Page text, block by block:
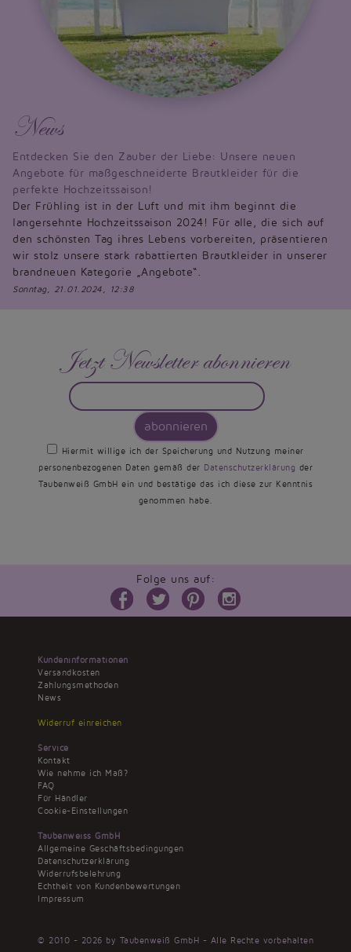
News
Entdecken Sie den Zauber der Liebe: Unsere neuen
Angebote für maßgeschneiderte Brautkleider für die
perfekte Hochzeitssaison!
Der Frühling ist in der Luft und mit ihm beginnt die
langersehnte Hochzeitssaison 2024! Für alle, die sich auf
den schönsten Tag ihres Lebens vorbereiten, präsentieren
wir stolz unsere stark rabattierten Brautkleider in unserer
brandneuen Kategorie „Angebote“.
Sonntag, 21.01.2024, 12:38
Jetzt Newsletter abonnieren
abonnieren
Hiermit willige ich der Speicherung und Nutzung meiner
personenbezogenen Daten gemäß der Datenschutzerklärung der
Taubenweiß GmbH ein und bestätige das ich diese zur Kenntnis
genommen habe.
Folge uns auf:
Kundeninformationen
Versandkosten
Zahlungsmethoden
News
Widerruf einreichen
Service
Kontakt
Wie nehme ich Maß?
FAQ
Für Händler
Cookie-Einstellungen
Taubenweiss GmbH
Allgemeine Geschäftsbedingungen
Datenschutzerklärung
Widerrufsbelehrung
Echtheit von Kundenbewertungen
Impressum
© 2010 - 2026 by Taubenweiß GmbH - Alle Rechte vorbehalten